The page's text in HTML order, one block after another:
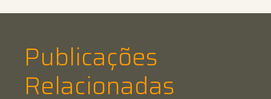
Publicações
Relacionadas